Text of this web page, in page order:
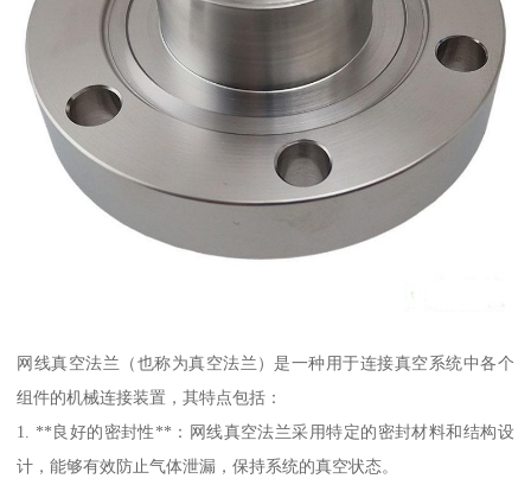
网线真空法兰（也称为真空法兰）是一种用于连接真空系统中各个
组件的机械连接装置，其特点包括：
1. **良好的密封性**：网线真空法兰采用特定的密封材料和结构设
计，能够有效防止气体泄漏，保持系统的真空状态。